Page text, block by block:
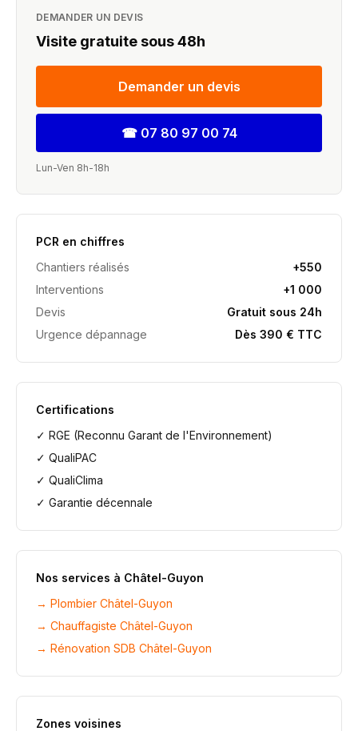
DEMANDER UN DEVIS
Visite gratuite sous 48h
Demander un devis
☎ 07 80 97 00 74
Lun-Ven 8h-18h
PCR en chiffres
Chantiers réalisés
+550
Interventions
+1 000
Devis
Gratuit sous 24h
Urgence dépannage
Dès 390 € TTC
Certifications
✓ RGE (Reconnu Garant de l'Environnement)
✓ QualiPAC
✓ QualiClima
✓ Garantie décennale
Nos services à Châtel-Guyon
→ Plombier Châtel-Guyon
→ Chauffagiste Châtel-Guyon
→ Rénovation SDB Châtel-Guyon
Zones voisines